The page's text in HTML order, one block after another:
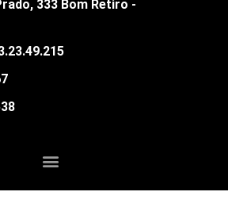
333 Bom Retiro -